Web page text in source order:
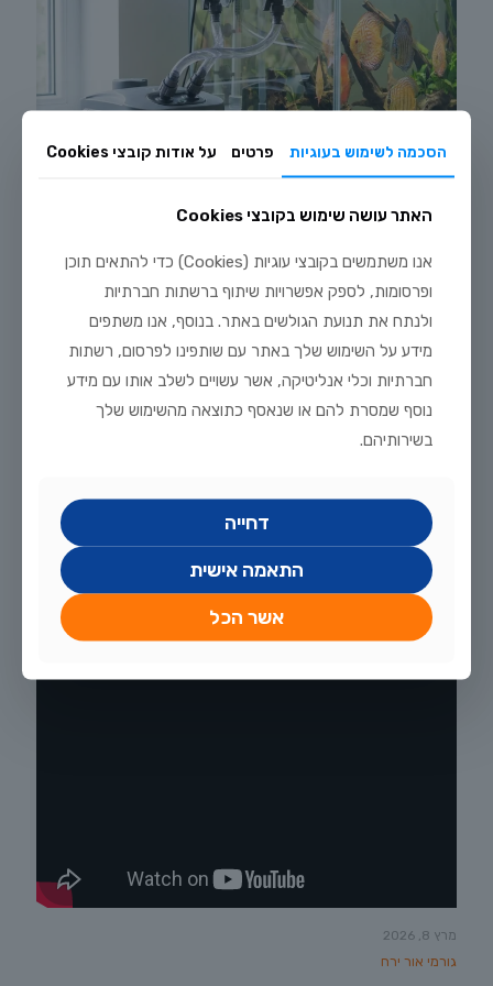
הקמת אקווריום דיסקוסים: מדריך מלא מאפס
אפריל 27, 2026
דג ניאון טטרה (Paracheirodon innesi) — המדריך המלא לגידול מוצלח
מחוות דג הזהב
לקריאה נוספת
מרץ 8, 2026
גורמי אור ירח
הסכמה לשימוש בעוגיות פרטים על אודות קובצי Cookies
האתר עושה שימוש בקובצי Cookies
אנו משתמשים בקובצי עוגיות (Cookies) כדי להתאים תוכן
ופרסומות, לספק אפשרויות שיתוף ברשתות חברתיות
ולנתח את תנועת הגולשים באתר. בנוסף, אנו משתפים
מידע על השימוש שלך באתר עם שותפינו לפרסום, רשתות
חברתיות וכלי אנליטיקה, אשר עשויים לשלב אותו עם מידע
נוסף שמסרת להם או שנאסף כתוצאה מהשימוש שלך
בשירותיהם.
דחייה
התאמה אישית
אשר הכל